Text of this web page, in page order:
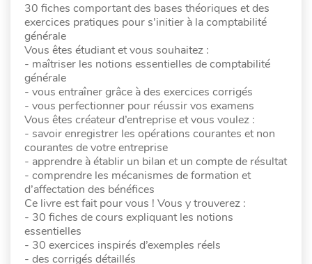
30 fiches comportant des bases théoriques et des
exercices pratiques pour s’initier à la comptabilité
générale
Vous êtes étudiant et vous souhaitez :
- maîtriser les notions essentielles de comptabilité
générale
- vous entraîner grâce à des exercices corrigés
- vous perfectionner pour réussir vos examens
Vous êtes créateur d’entreprise et vous voulez :
- savoir enregistrer les opérations courantes et non
courantes de votre entreprise
- apprendre à établir un bilan et un compte de résultat
- comprendre les mécanismes de formation et
d’affectation des bénéfices
Ce livre est fait pour vous ! Vous y trouverez :
- 30 fiches de cours expliquant les notions
essentielles
- 30 exercices inspirés d’exemples réels
- des corrigés détaillés